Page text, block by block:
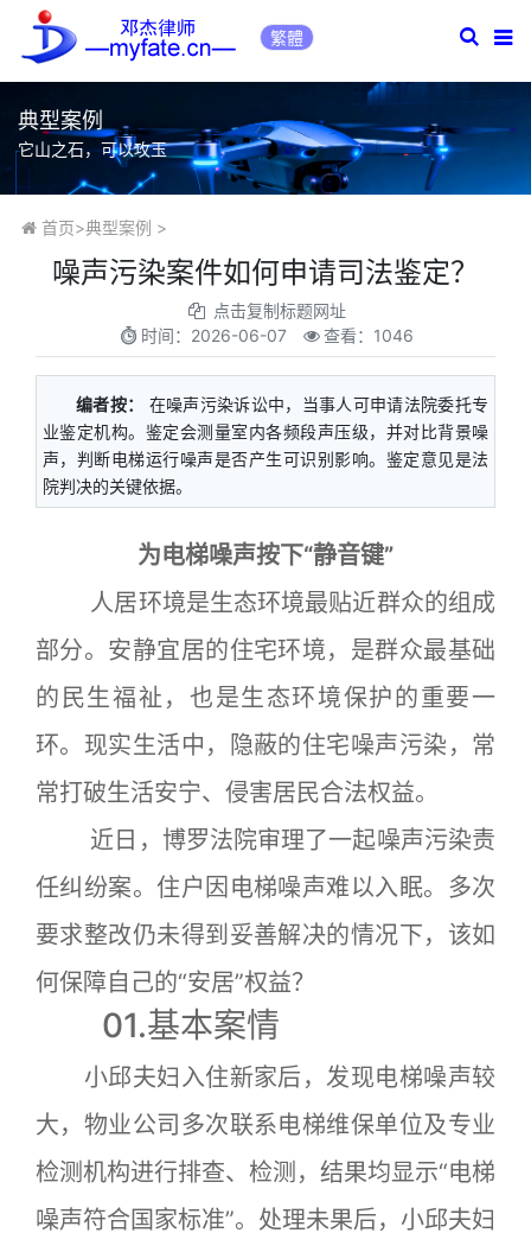
繁體
典型案例
它山之石，可以攻玉
首页>典型案例 >
噪声污染案件如何申请司法鉴定？
点击复制标题网址
时间： 2026-06-07 查看：1046
编者按：
在噪声污染诉讼中，当事人可申请法院委托专
业鉴定机构。鉴定会测量室内各频段声压级，并对比背景噪
声，判断电梯运行噪声是否产生可识别影响。鉴定意见是法
院判决的关键依据。
为电梯噪声按下“静音键”
人居环境是生态环境最贴近群众的组成
部分。安静宜居的住宅环境，是群众最基础
的民生福祉，也是生态环境保护的重要一
环。现实生活中，隐蔽的住宅噪声污染，常
常打破生活安宁、侵害居民合法权益。
近日，博罗法院审理了一起噪声污染责
任纠纷案。住户因电梯噪声难以入眠。多次
要求整改仍未得到妥善解决的情况下，该如
何保障自己的“安居”权益？
01.基本案情
小邱夫妇入住新家后，发现电梯噪声较
大，物业公司多次联系电梯维保单位及专业
检测机构进行排查、检测，结果均显示“电梯
噪声符合国家标准”。处理未果后，小邱夫妇